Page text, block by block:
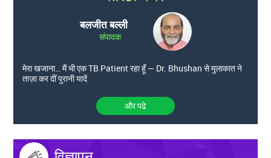
बलजीत बल्ली
संपादक
मेरा खजाना… मैं भी एक TB Patient रहा हूँ — Dr. Bhushan से मुलाकात ने
ताज़ा कर दीं पुरानी यादें
और पढे